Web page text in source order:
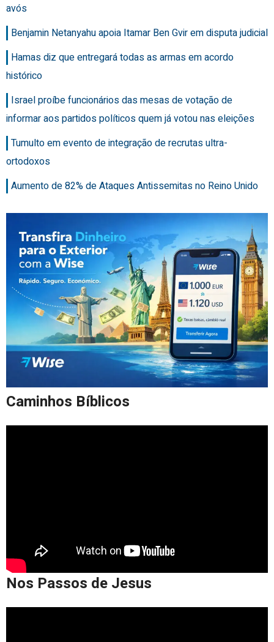
avós
Benjamin Netanyahu apoia Itamar Ben Gvir em disputa judicial
Hamas diz que entregará todas as armas em acordo
histórico
Israel proíbe funcionários das mesas de votação de
informar aos partidos políticos quem já votou nas eleições
Tumulto em evento de integração de recrutas ultra-
ortodoxos
Aumento de 82% de Ataques Antissemitas no Reino Unido
Caminhos Bíblicos
Nos Passos de Jesus